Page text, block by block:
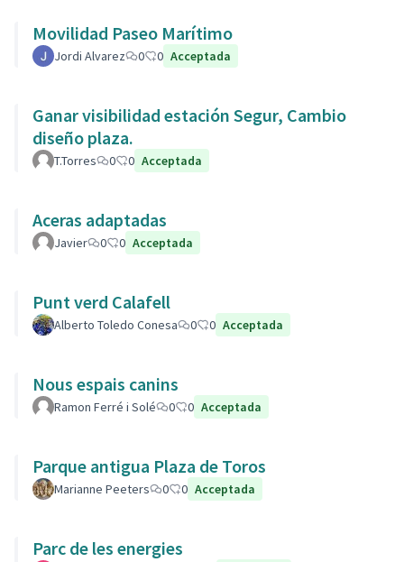
Movilidad Paseo Marítimo
Jordi Alvarez 0 0 Acceptada
Ganar visibilidad estación Segur, Cambio
diseño plaza.
T.Torres 0 0 Acceptada
Aceras adaptadas
Javier 0 0 Acceptada
Punt verd Calafell
Alberto Toledo Conesa 0 0 Acceptada
Nous espais canins
Ramon Ferré i Solé 0 0 Acceptada
Parque antigua Plaza de Toros
Marianne Peeters 0 0 Acceptada
Parc de les energies